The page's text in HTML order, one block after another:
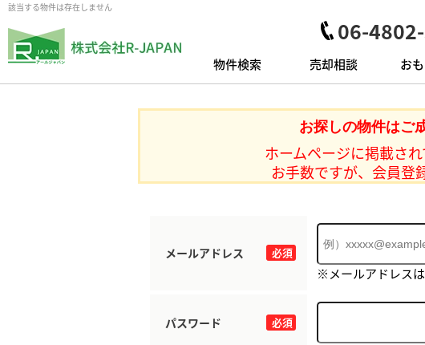
該当する物件は存在しません
06-
物件検索 売却相談 お
お探しの物件はご
ホームページに掲載さ
お手数ですが、会員登
必須
メールアドレス
※メールアドレスは
必須
パスワード